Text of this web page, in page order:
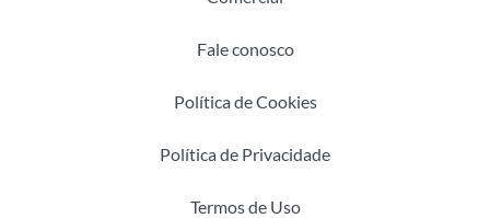
Fale conosco
Política de Cookies
Política de Privacidade
Termos de Uso